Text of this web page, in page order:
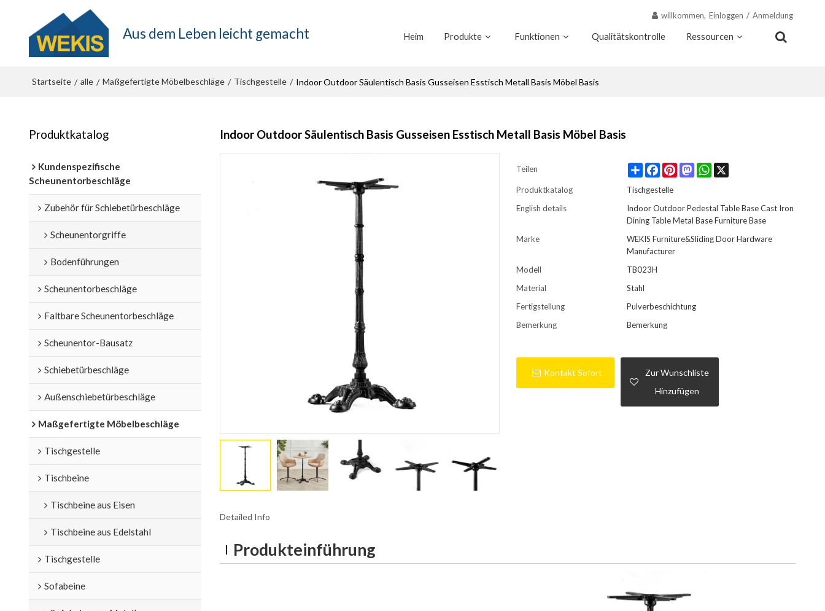
Aus dem Leben leicht gemacht
willkommen, Einloggen / Anmeldung
Heim Produkte Funktionen Qualitätskontrolle Ressourcen
Startseite / alle / Maßgefertigte Möbelbeschläge / Tischgestelle / Indoor Outdoor Säulentisch Basis Gusseisen Esstisch Metall Basis Möbel Basis
Produktkatalog
Kundenspezifische
Scheunentorbeschläge
Zubehör für Schiebetürbeschläge
Scheunentorgriffe
Bodenführungen
Scheunentorbeschläge
Faltbare Scheunentorbeschläge
Scheunentor-Bausatz
Schiebetürbeschläge
Außenschiebetürbeschläge
Maßgefertigte Möbelbeschläge
Tischgestelle
Tischbeine
Tischbeine aus Eisen
Tischbeine aus Edelstahl
Tischgestelle
Sofabeine
Indoor Outdoor Säulentisch Basis Gusseisen Esstisch Metall Basis Möbel Basis
Teilen Share FacebookPinterestMastodonWhatsApp
Produktkatalog
Tischgestelle
English details
Indoor Outdoor Pedestal Table Base Cast Iron
Dining Table Metal Base Furniture Base
Marke
WEKIS Furniture&Sliding Door Hardware
Manufacturer
Modell
TB023H
Material
Stahl
Fertigstellung
Pulverbeschichtung
Bemerkung
Bemerkung
Kontakt Sofort
Zur Wunschliste
Hinzufügen
Detailed Info
Produkteinführung